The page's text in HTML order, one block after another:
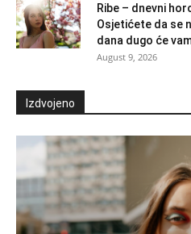
Ribe – dnevni
Osjetićete da se
dana dugo će
August 9, 2026
Izdvojeno